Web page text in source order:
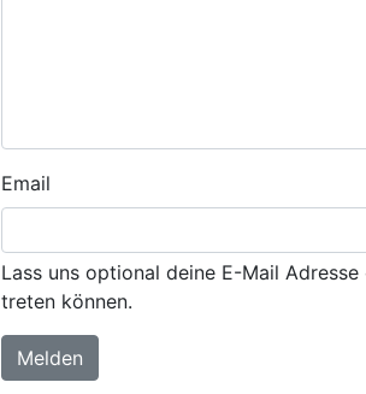
Email
Lass uns optional deine E-Mail
treten können.
Melden